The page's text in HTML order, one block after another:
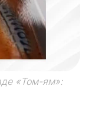
«Том-ям»: